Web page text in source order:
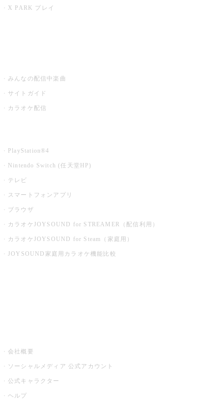
X PARK プレイ
みんなの配信中楽曲
サイトガイド
カラオケ配信
PlayStation®4
Nintendo Switch (任天堂HP)
テレビ
スマートフォンアプリ
ブラウザ
カラオケJOYSOUND for STREAMER（配信利用）
カラオケJOYSOUND for Steam（家庭用）
JOYSOUND家庭用カラオケ機能比較
会社概要
ソーシャルメディア 公式アカウント
公式キャラクター
ヘルプ